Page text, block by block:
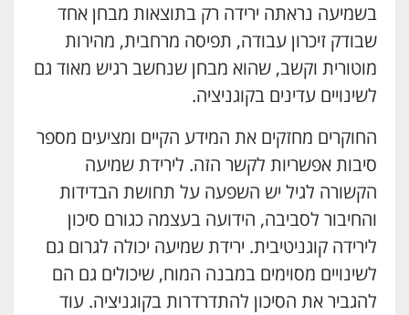
בשמיעה נראתה ירידה רק בתוצאות מבחן אחד
שבודק זיכרון עבודה, תפיסה מרחבית, מהירות
מוטורית וקשב, שהוא מבחן שנחשב רגיש מאוד גם
לשינויים עדינים בקוגניציה.
החוקרים מחזקים את המידע הקיים ומציעים מספר
סיבות אפשריות לקשר הזה. לירידת שמיעה
הקשורה לגיל יש השפעה על תחושת הבדידות
והחיבור לסביבה, הידועה בעצמה כגורם סיכון
לירידה קוגניטיבית. ירידת שמיעה יכולה לגרום גם
לשינויים מסוימים במבנה המוח, שיכולים גם הם
להגביר את הסיכון להתדרדרות בקוגניציה. עוד